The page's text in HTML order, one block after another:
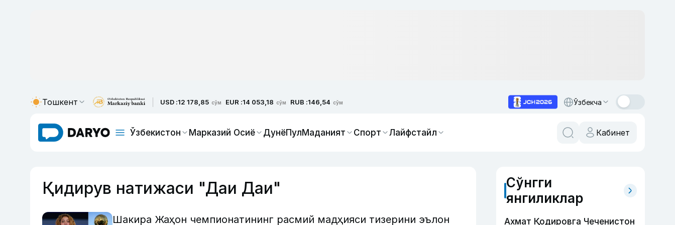
Тошкент USD :12 178,85 сўм EUR :14 053,18 сўм RUB :146,54 сўм Ўзбекча
Ўзбекистон Марказий Осиё ДунёПулМаданият Спорт Лайфстайл Кабинет
Қидирув натижаси "Даи Даи"
Шакира Жаҳон чемпионатининг расмий мадҳияси тизерини эълон
Сўнгги
янгиликлар
Ахмат Қодировга Чеченистон